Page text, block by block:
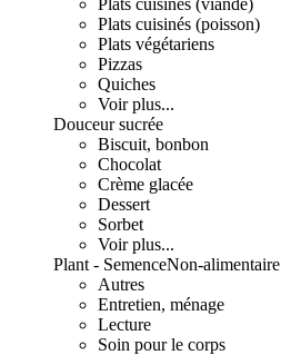
Plats cuisinés (viande)
Plats cuisinés (poisson)
Plats végétariens
Pizzas
Quiches
Voir plus...
Douceur sucrée
Biscuit, bonbon
Chocolat
Crème glacée
Dessert
Sorbet
Voir plus...
Plant - SemenceNon-alimentaire
Autres
Entretien, ménage
Lecture
Soin pour le corps